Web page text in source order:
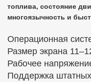
топлива, состояние
многоязычность и
Операционная
Размер экрана
Рабочее
Поддержка